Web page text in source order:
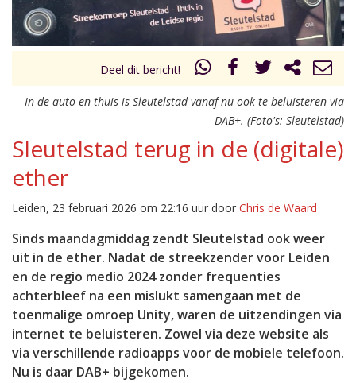
Deel dit bericht!
In de auto en thuis is Sleutelstad vanaf nu ook te beluisteren via
DAB+. (Foto's: Sleutelstad)
Sleutelstad terug in de (digitale)
ether
Leiden, 23 februari 2026 om 22:16 uur door Chris de Waard
Sinds maandagmiddag zendt Sleutelstad ook weer
uit in de ether. Nadat de streekzender voor Leiden
en de regio medio 2024 zonder frequenties
achterbleef na een mislukt samengaan met de
toenmalige omroep Unity, waren de uitzendingen via
internet te beluisteren. Zowel via deze website als
via verschillende radioapps voor de mobiele telefoon.
Nu is daar DAB+ bijgekomen.